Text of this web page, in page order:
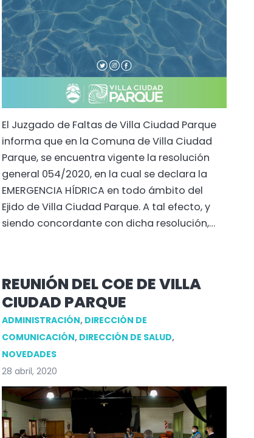
El Juzgado de Faltas de Villa Ciudad Parque
informa que en la Comuna de Villa Ciudad
Parque, se encuentra vigente la resolución
general 054/2020, en la cual se declara la
EMERGENCIA HÍDRICA en todo ámbito del
Ejido de Villa Ciudad Parque. A tal efecto, y
siendo concordante con dicha resolución,…
REUNIÓN DEL COE DE VILLA
CIUDAD PARQUE
ADMINISTRACIÓN, DIRECCIÓN DE
COMUNICACIÓN, DIRECCIÓN DE SALUD,
NOVEDADES
28 abril, 2020